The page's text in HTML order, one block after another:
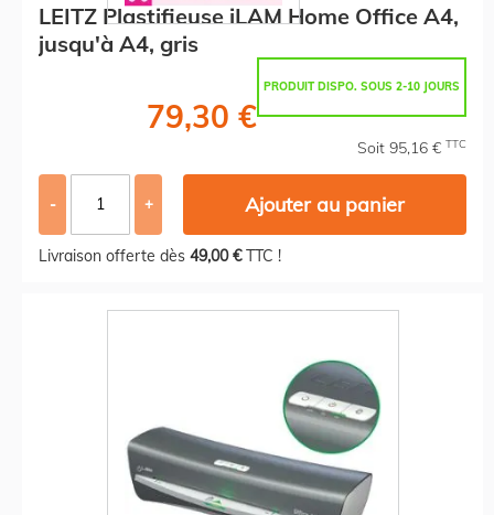
LEITZ Plastifieuse iLAM Home Office A4,
jusqu'à A4, gris
PRODUIT DISPO. SOUS 2-10 JOURS
79,30 €
Soit 95,16 € TTC
- + Ajouter au panier
Livraison offerte dès 49,00 €TTC !